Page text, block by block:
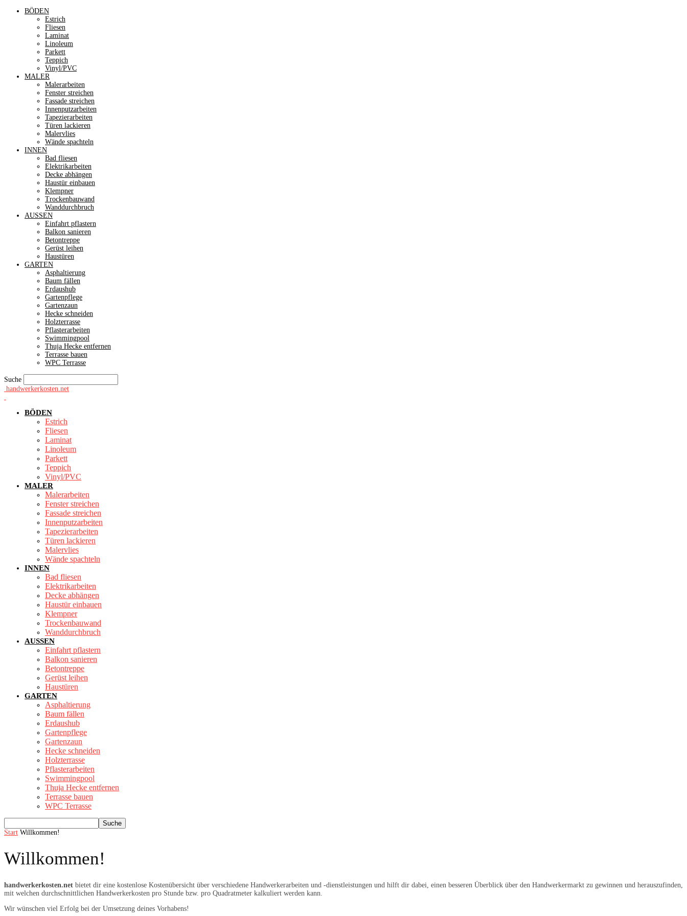
BÖDEN
Estrich
Fliesen
Laminat
Linoleum
Parkett
Teppich
Vinyl/PVC
MALER
Malerarbeiten
Fenster streichen
Fassade streichen
Innenputzarbeiten
Tapezierarbeiten
Türen lackieren
Malervlies
Wände spachteln
INNEN
Bad fliesen
Elektrikarbeiten
Decke abhängen
Haustür einbauen
Klempner
Trockenbauwand
Wanddurchbruch
AUSSEN
Einfahrt pflastern
Balkon sanieren
Betontreppe
Gerüst leihen
Haustüren
GARTEN
Asphaltierung
Baum fällen
Erdaushub
Gartenpflege
Gartenzaun
Hecke schneiden
Holzterrasse
Pflasterarbeiten
Swimmingpool
Thuja Hecke entfernen
Terrasse bauen
WPC Terrasse
Suche
handwerkerkosten.net
BÖDEN
Estrich
Fliesen
Laminat
Linoleum
Parkett
Teppich
Vinyl/PVC
MALER
Malerarbeiten
Fenster streichen
Fassade streichen
Innenputzarbeiten
Tapezierarbeiten
Türen lackieren
Malervlies
Wände spachteln
INNEN
Bad fliesen
Elektrikarbeiten
Decke abhängen
Haustür einbauen
Klempner
Trockenbauwand
Wanddurchbruch
AUSSEN
Einfahrt pflastern
Balkon sanieren
Betontreppe
Gerüst leihen
Haustüren
GARTEN
Asphaltierung
Baum fällen
Erdaushub
Gartenpflege
Gartenzaun
Hecke schneiden
Holzterrasse
Pflasterarbeiten
Swimmingpool
Thuja Hecke entfernen
Terrasse bauen
WPC Terrasse
Start Willkommen!
Willkommen!
handwerkerkosten.net bietet dir eine kostenlose Kostenübersicht über verschiedene Handwerkerarbeiten und -dienstleistungen und hilft dir dabei, einen besseren Überblick über den Handwerkermarkt zu gewinnen und herauszufinden,
mit welchen durchschnittlichen Handwerkerkosten pro Stunde bzw. pro Quadratmeter kalkuliert werden kann.
Wir wünschen viel Erfolg bei der Umsetzung deines Vorhabens!